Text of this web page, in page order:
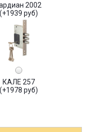
2002
(+1939 руб)
КАЛЕ 257
(+1978 руб)